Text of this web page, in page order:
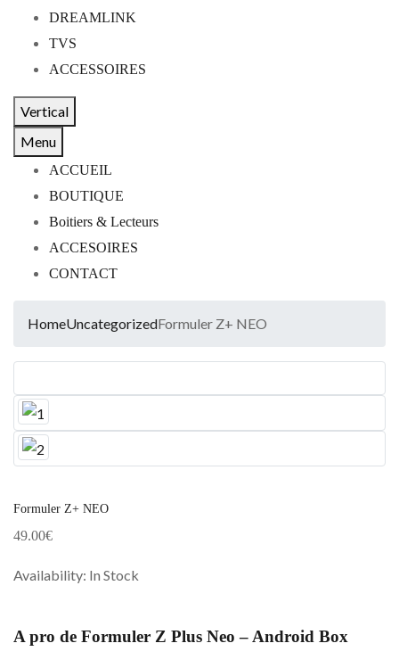
DREAMLINK
TVS
ACCESSOIRES
Vertical
Menu
ACCUEIL
BOUTIQUE
Boitiers & Lecteurs
ACCESOIRES
CONTACT
HomeUncategorizedFormuler Z+ NEO
Formuler Z+ NEO
49.00€
Availability: In Stock
A pro de Formuler Z Plus Neo – Android Box